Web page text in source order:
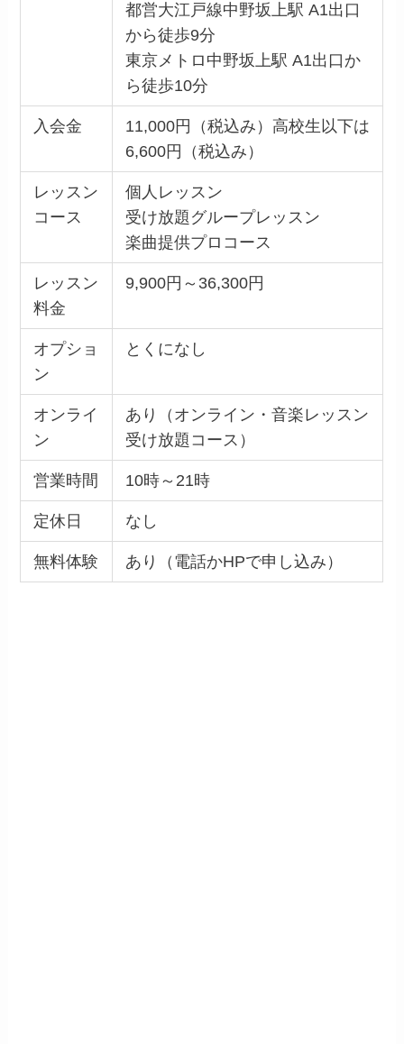
都営大江戸線中野坂上駅 A1出口
から徒歩9分
東京メトロ中野坂上駅 A1出口か
ら徒歩10分
入会金
11,000円（税込み）高校生以下は
6,600円（税込み）
レッスン
コース
個人レッスン
受け放題グループレッスン
楽曲提供プロコース
レッスン
料金
9,900円～36,300円
オプショ
ン
とくになし
オンライ
ン
あり（オンライン・音楽レッスン
受け放題コース）
営業時間 10時～21時
定休日 なし
無料体験 あり（電話かHPで申し込み）